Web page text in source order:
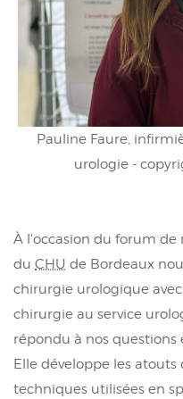
Pauline Faure,
urologie -
À l'occasion du forum
du CHU de Bordeaux
chirurgie urologique
chirurgie au service
répondu à nos questions
Elle développe les atouts
techniques utilisées en